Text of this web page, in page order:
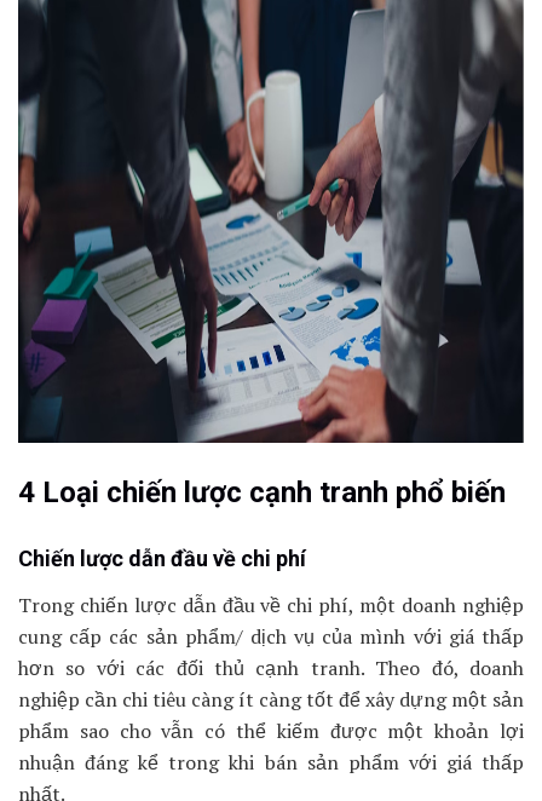
4 Loại chiến lược cạnh tranh phổ biến
Chiến lược dẫn đầu về chi phí
Trong chiến lược dẫn đầu về chi phí, một doanh nghiệp
cung cấp các sản phẩm/ dịch vụ của mình với giá thấp
hơn so với các đối thủ cạnh tranh. Theo đó, doanh
nghiệp cần chi tiêu càng ít càng tốt để xây dựng một sản
phẩm sao cho vẫn có thể kiếm được một khoản lợi
nhuận đáng kể trong khi bán sản phẩm với giá thấp
nhất.